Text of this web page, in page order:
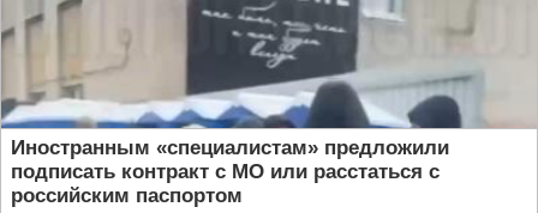
Иностранным «специалистам» предложили
подписать контракт с МО или расстаться с
российским паспортом